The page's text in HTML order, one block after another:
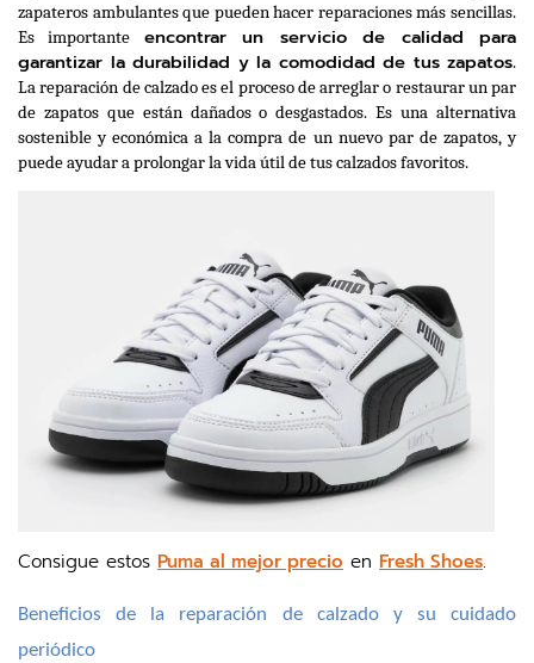
zapateros ambulantes que pueden hacer reparaciones más sencillas.
Es importante encontrar un servicio de calidad para
garantizar la durabilidad y la comodidad de tus zapatos.
La reparación de calzado es el proceso de arreglar o restaurar un par
de zapatos que están dañados o desgastados. Es una alternativa
sostenible y económica a la compra de un nuevo par de zapatos, y
puede ayudar a prolongar la vida útil de tus calzados favoritos.
Consigue estos Puma al mejor precio en Fresh Shoes.
Beneficios de la reparación de calzado y su cuidado
periódico